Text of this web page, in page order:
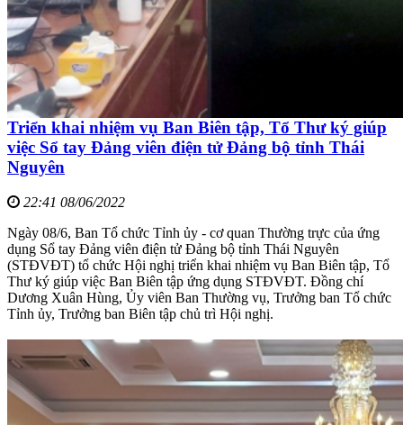
Triển khai nhiệm vụ Ban Biên tập, Tổ Thư ký giúp
việc Sổ tay Đảng viên điện tử Đảng bộ tỉnh Thái
Nguyên
22:41 08/06/2022
Ngày 08/6, Ban Tổ chức Tỉnh ủy - cơ quan Thường trực của ứng
dụng Sổ tay Đảng viên điện tử Đảng bộ tỉnh Thái Nguyên
(STĐVĐT) tổ chức Hội nghị triển khai nhiệm vụ Ban Biên tập, Tổ
Thư ký giúp việc Ban Biên tập ứng dụng STĐVĐT. Đồng chí
Dương Xuân Hùng, Ủy viên Ban Thường vụ, Trưởng ban Tổ chức
Tỉnh ủy, Trưởng ban Biên tập chủ trì Hội nghị.